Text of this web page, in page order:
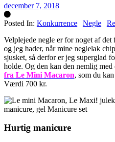
december 7, 2018
Posted In: Konkurrence | Negle |
Velplejede negle er for noget af
og jeg hader, når mine neglelak
sjusket, så derfor er jeg superglad
holde. Og den kan den nemlig
fra Le Mini Macaron, som du
Værdi 700 kr.
Hurtig manicure